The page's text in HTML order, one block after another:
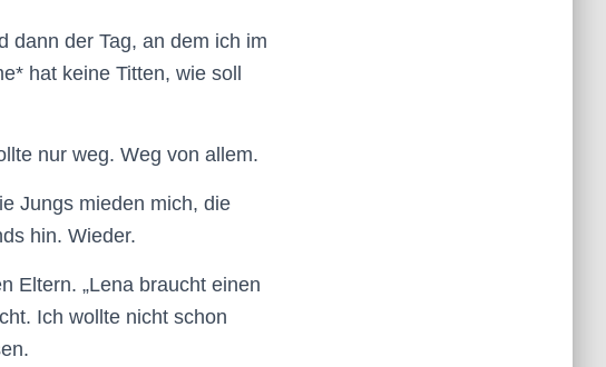
dann der Tag, an dem ich im
hat keine Titten, wie soll
nur weg. Weg von allem.
Jungs mieden mich, die
hin. Wieder.
Eltern. „Lena braucht einen
Ich wollte nicht schon